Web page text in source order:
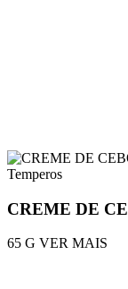
Temperos
CREME DE
65 G VER MAIS